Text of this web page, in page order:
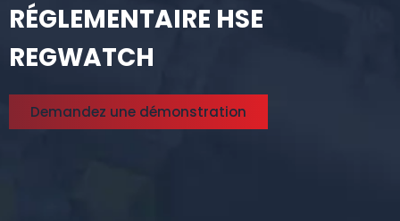
RÉGLEMENTAIRE HSE
REGWATCH
Demandez une démonstration